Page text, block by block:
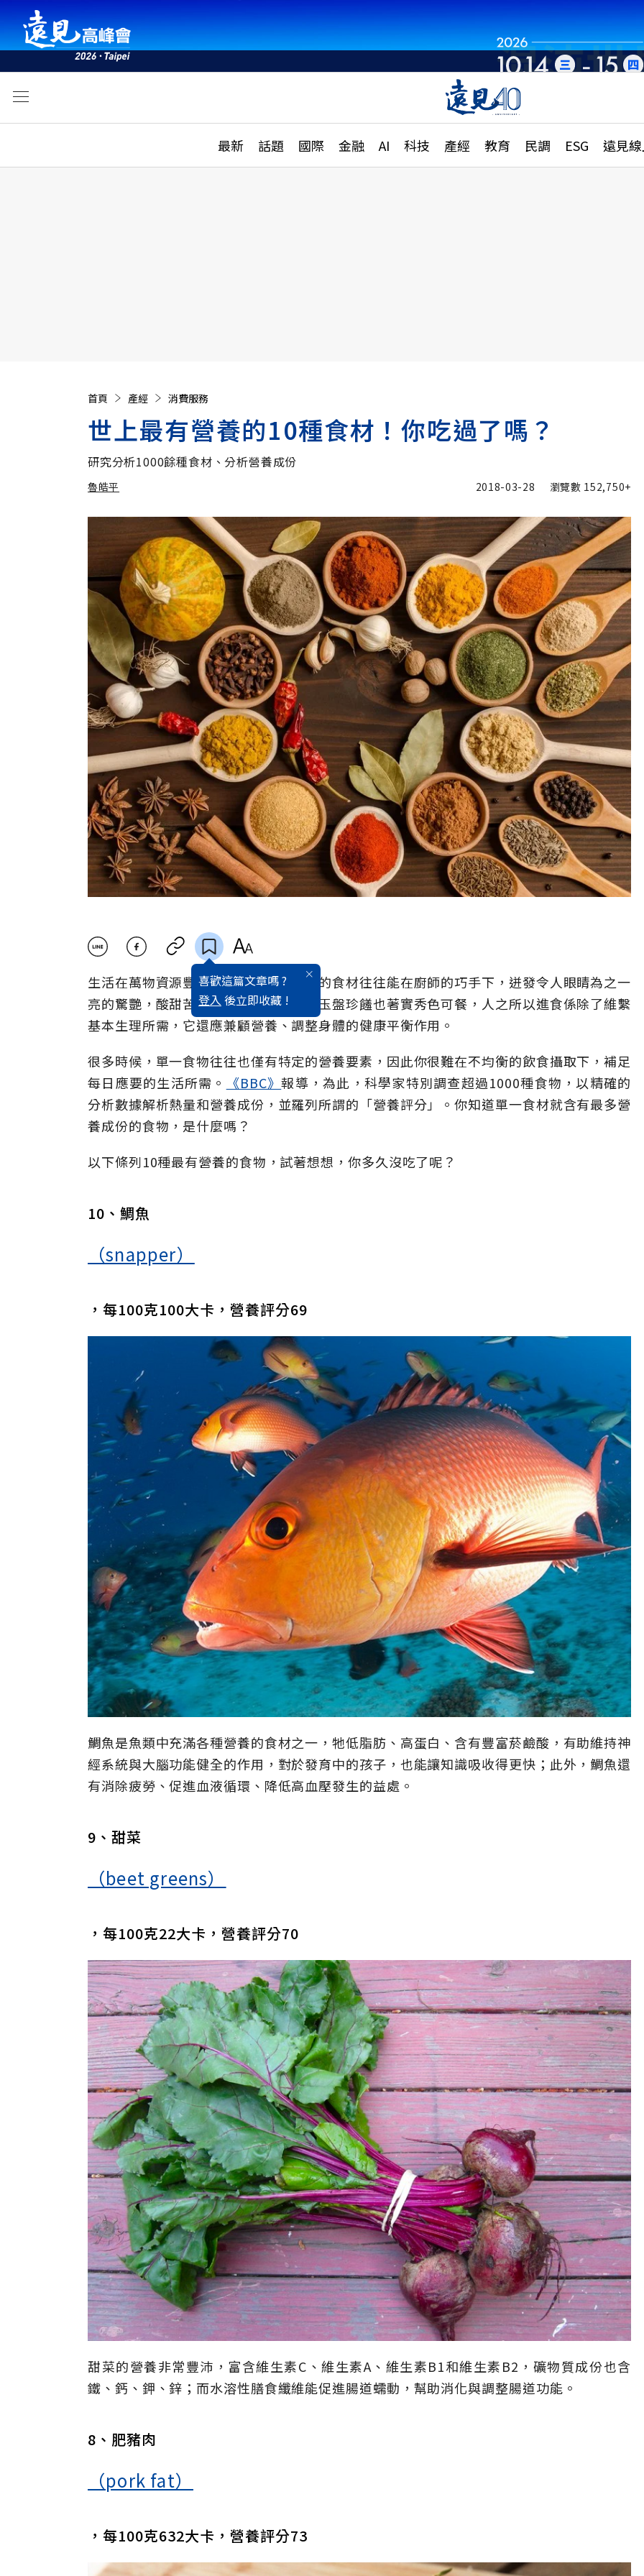
最新 話題 國際 金融 AI 科技 產經 教育 民調 ESG 遠見
活動
話題
國際
特輯
大學升學、職涯攻略
縣市施政調查全解析
首頁 產經 消費服務
世上最有營養的10種食材！你吃過了嗎？
研究分析1000餘種食材、分析營養成份
魯皓平
加入追蹤
2018-03-28 瀏覽數 152,750+
喜歡這篇文章嗎 ?
登入 後立即收藏 !
生活在萬物資源豐沛的世界，許多不同的食材往往能在廚師的巧手下，迸發令人眼睛為之一
亮的驚艷，酸甜苦辣、齒頰留香，各種玉盤珍饈也著實秀色可餐，人之所以進食係除了維繫
基本生理所需，它還應兼顧營養、調整身體的健康平衡作用。
很多時候，單一食物往往也僅有特定的營養要素，因此你很難在不均衡的飲食攝取下，補足
每日應要的生活所需。
《BBC》報導，為此，科學家特別調查超過1000種食物，以精確的
分析數據解析熱量和營養成份，並羅列所謂的「營養評分」。你知道單一食材就含有最多營
養成份的食物，是什麼嗎？
以下條列10種最有營養的食物，試著想想，你多久沒吃了呢？
10、鯛魚
（snapper）
，每100克100大卡，營養評分69
鯛魚是魚類中充滿各種營養的食材之一，牠低脂肪、高蛋白、含有豐富菸鹼酸，有助維持神
經系統與大腦功能健全的作用，對於發育中的孩子，也能讓知識吸收得更快；此外，鯛魚還
有消除疲勞、促進血液循環、降低高血壓發生的益處。
9、甜菜
（beet greens）
，每100克22大卡，營養評分70
甜菜的營養非常豐沛，富含維生素C、維生素A、維生素B1和維生素B2，礦物質成份也含
鐵、鈣、鉀、鋅；而水溶性膳食纖維能促進腸道蠕動，幫助消化與調整腸道功能。
8、肥豬肉
（pork fat）
，每100克632大卡，營養評分73